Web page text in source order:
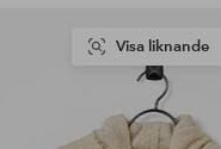
Visa liknande